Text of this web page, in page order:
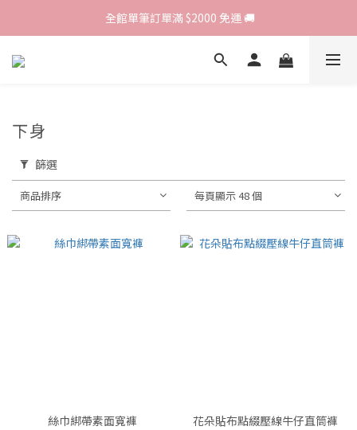
歡迎光臨 RED HOUSE! 新客註冊會員即贈$200購物金 ♥
全館單筆訂單滿 $2000 免運 🚚
歡迎光臨 RED HOUSE! 新客註冊會員即贈$200購物金 ♥
下身
篩選
商品排序 每頁顯示 48 個
絲巾綁帶素面寬褲 花朵貼布點綴壓線牛仔直筒褲